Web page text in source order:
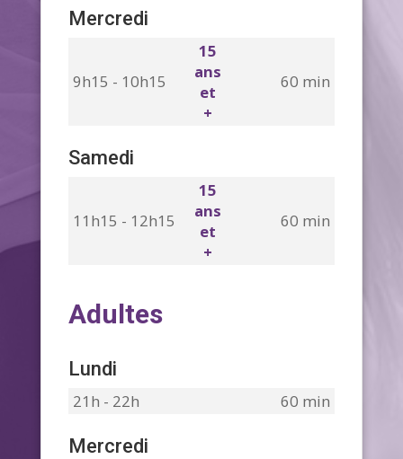
Mercredi
9h15 - 10h15
15
ans
et
+
60 min
Samedi
11h15 - 12h15
15
ans
et
+
60 min
Adultes
Lundi
21h - 22h 60 min
Mercredi